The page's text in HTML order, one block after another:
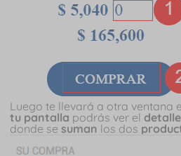
Luego te llevará a otra ventana
tu pantalla podrás ver el detalle
donde se suman los dos